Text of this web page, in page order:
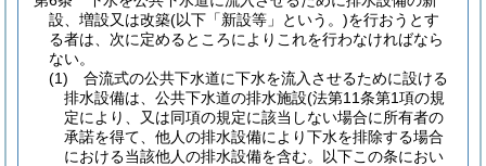
設、増設又は改築(以下「新設等」という。)を行おうとす
る者は、次に定めるところによりこれを行わなければなら
ない。
(1)
合流式の公共下水道に下水を流入させるために設ける
排水設備は、公共下水道の排水施設(法第11条第1項の規
定により、又は同項の規定に該当しない場合に所有者の
承諾を得て、他人の排水設備により下水を排除する場合
における当該他人の排水設備を含む。以下この条におい